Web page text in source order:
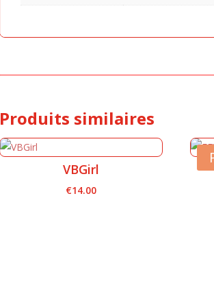
Produits similaires
VBGirl
€14.00